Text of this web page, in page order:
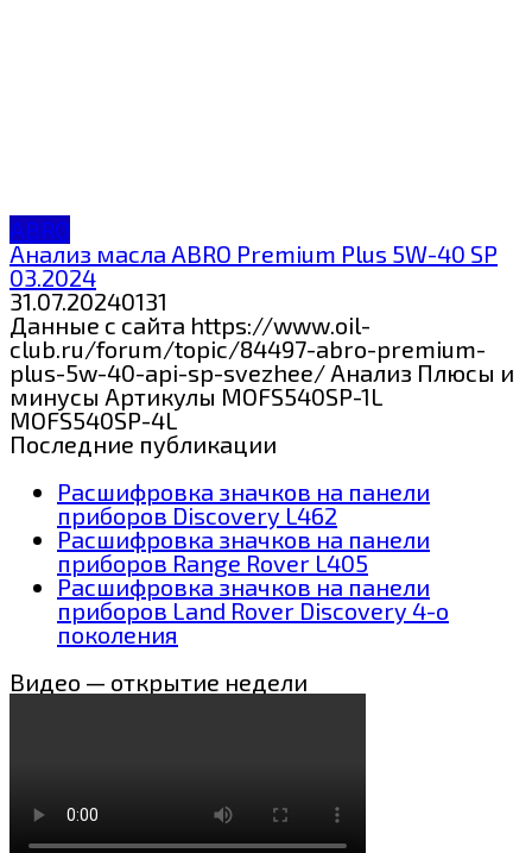
ABRO
Анализ масла ABRO Premium Plus 5W-40 SP
03.2024
31.07.20240131
Данные с сайта https://www.oil-
club.ru/forum/topic/84497-abro-premium-
plus-5w-40-api-sp-svezhee/ Анализ Плюсы и
минусы Артикулы MOFS540SP-1L
MOFS540SP-4L
Последние публикации
Расшифровка значков на панели
приборов Discovery L462
Расшифровка значков на панели
приборов Range Rover L405
Расшифровка значков на панели
приборов Land Rover Discovery 4-о
поколения
Видео — открытие недели